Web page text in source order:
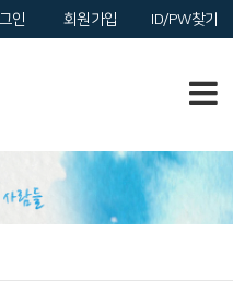
인 회원가입 ID/PW찾기